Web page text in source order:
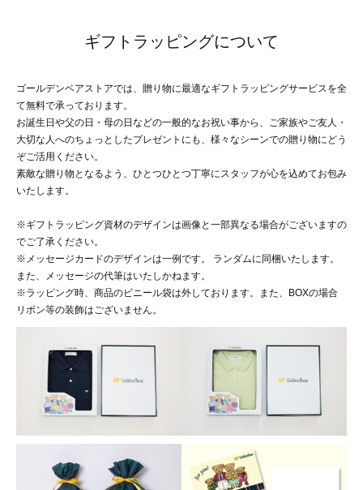
ギフトラッピングについて
ゴールデンベアストアでは、贈り物に最適なギフトラッピングサービスを全
て無料で承っております。
お誕生日や父の日・母の日などの一般的なお祝い事から、ご家族やご友人・
大切な人へのちょっとしたプレゼントにも、様々なシーンでの贈り物にどう
ぞご活用ください。
素敵な贈り物となるよう、ひとつひとつ丁寧にスタッフが心を込めてお包み
いたします。
※ギフトラッピング資材のデザインは画像と一部異なる場合がございますの
でご了承ください。
※メッセージカードのデザインは一例です。 ランダムに同梱いたします。
また、メッセージの代筆はいたしかねます。
※ラッピング時、商品のビニール袋は外しております。また、BOXの場合
リボン等の装飾はございません。